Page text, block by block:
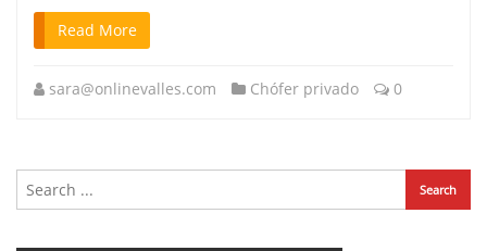
Read More
sara@onlinevalles.com Chófer privado 0